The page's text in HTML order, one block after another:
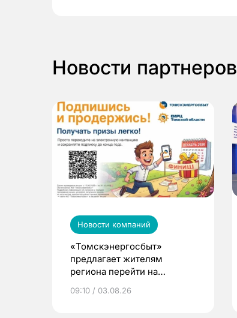
Новости партнеров
Новости компаний
«Томскэнергосбыт»
предлагает жителям
региона перейти на
выиграть призы
09:10 / 03.08.26